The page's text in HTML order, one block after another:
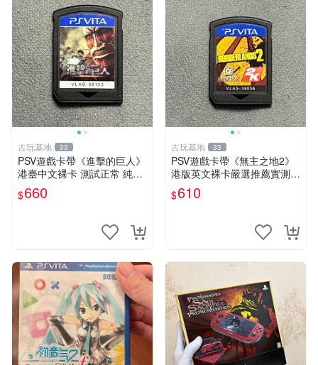
古玩基地 33
PSV遊戲卡帶《進擊的巨人》
港臺中文裸卡 測試正常 純正
索尼機器專用 限量優惠 巨人
冒險 PSV遊戲 卡帶 測試正常
$660
古玩基地 33
PSV遊戲卡帶《無主之地2》
港版英文裸卡嚴選推薦實測正
常適用於Sony PSP機唯一 co
mpatiable 不可於其他機器運
$610